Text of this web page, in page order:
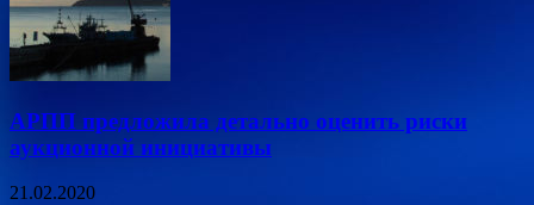
АРПП предложила детально оценить риски
аукционной инициативы
21.02.2020